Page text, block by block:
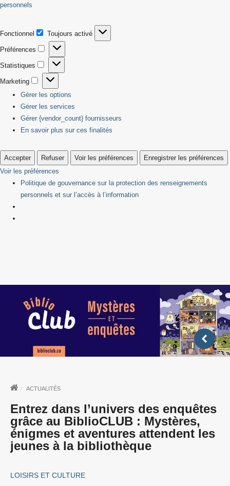
personnels
Fonctionnel
Fonctionnel
Toujours activé
Préférences
Préférences
Statistiques
Statistiques
Marketing
Marketing
Gérer les options
Gérer les services
Gérer {vendor_count} fournisseurs
En savoir plus sur ces finalités
Accepter Refuser Voir les préférences
Enregistrer les préférences
Voir les préférences
Politique de gouvernance sur la protection des renseignements
personnels et sur l’accès à l’information
ACTUALITÉS
Entrez dans l’univers des enquêtes
grâce au BiblioCLUB : Mystères,
énigmes et aventures attendent les
jeunes à la bibliothèque
LOISIRS ET CULTURE